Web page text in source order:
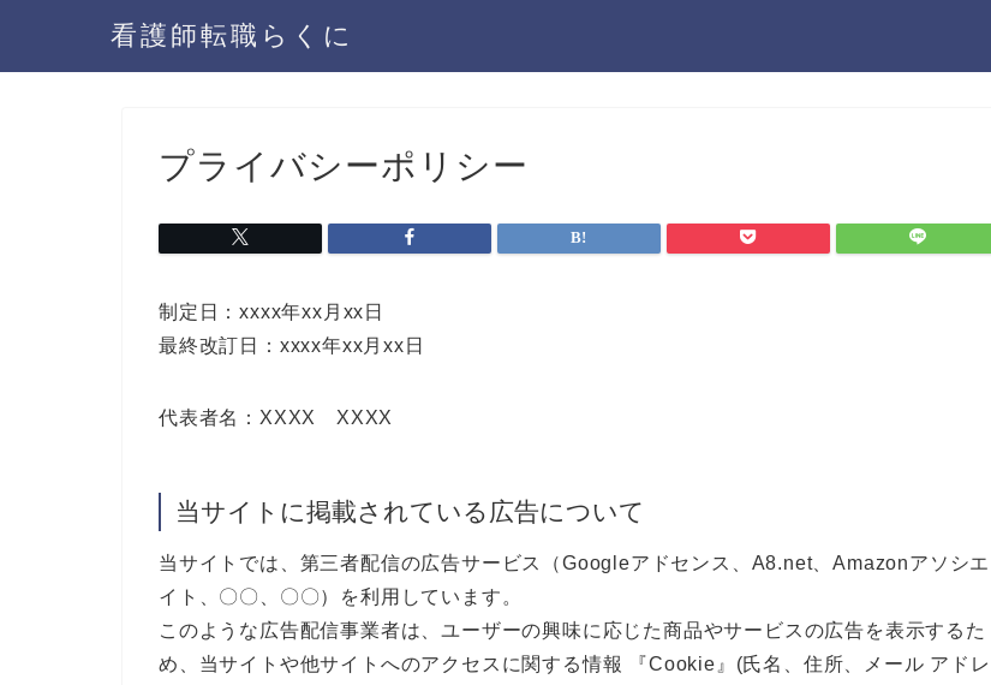
看護師転職らくに
プライバシーポリシー
制定日：xxxx年xx月xx日
最終改訂日：xxxx年xx月xx日
代表者名：XXXX XXXX
当サイトに掲載されている広告について
当サイトでは、第三者配信の広告サービス（Googleアドセンス、A8.net、Amazonアソシエ
イト、〇〇、〇〇）を利用しています。
このような広告配信事業者は、ユーザーの興味に応じた商品やサービスの広告を表示するた
め、当サイトや他サイトへのアクセスに関する情報 『Cookie』(氏名、住所、メール アドレ